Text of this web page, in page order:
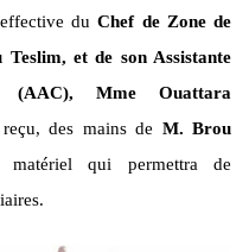
effective duChef de Zone de
et de son Assistante
(AAC), Mme Ouattara
des mains de M. Brou
qui permettra de